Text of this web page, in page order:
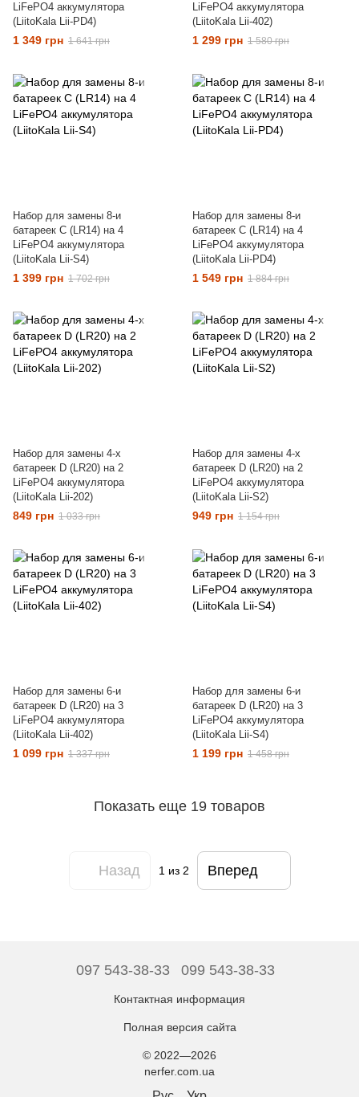
LiFePO4 аккумулятора
(LiitoKala Lii-PD4)
1 349 грн 1 641 грн
LiFePO4 аккумулятора
(LiitoKala Lii-402)
1 299 грн 1 580 грн
Набор для замены 8-и
батареек C (LR14) на 4
LiFePO4 аккумулятора
(LiitoKala Lii-S4)
1 399 грн 1 702 грн
Набор для замены 8-и
батареек C (LR14) на 4
LiFePO4 аккумулятора
(LiitoKala Lii-PD4)
1 549 грн 1 884 грн
Набор для замены 4-x
батареек D (LR20) на 2
LiFePO4 аккумулятора
(LiitoKala Lii-202)
849 грн 1 033 грн
Набор для замены 4-x
батареек D (LR20) на 2
LiFePO4 аккумулятора
(LiitoKala Lii-S2)
949 грн 1 154 грн
Набор для замены 6-и
батареек D (LR20) на 3
LiFePO4 аккумулятора
(LiitoKala Lii-402)
1 099 грн 1 337 грн
Набор для замены 6-и
батареек D (LR20) на 3
LiFePO4 аккумулятора
(LiitoKala Lii-S4)
1 199 грн 1 458 грн
Показать еще 19 товаров
Назад 1 из 2 Вперед
097 543-38-33 099 543-38-33
Контактная информация
Полная версия сайта
© 2022—2026
nerfer.com.ua